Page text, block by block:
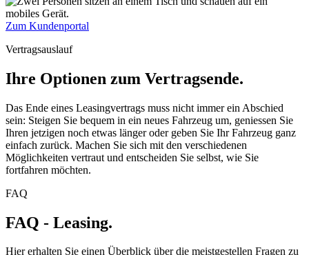
Zum Kundenportal
Vertragsauslauf
Ihre Optionen zum Vertragsende.
Das Ende eines Leasingvertrags muss nicht immer ein Abschied
sein: Steigen Sie bequem in ein neues Fahrzeug um, geniessen Sie
Ihren jetzigen noch etwas länger oder geben Sie Ihr Fahrzeug ganz
einfach zurück. Machen Sie sich mit den verschiedenen
Möglichkeiten vertraut und entscheiden Sie selbst, wie Sie
fortfahren möchten.
FAQ
FAQ - Leasing.
Hier erhalten Sie einen Überblick über die meistgestellen Fragen zu